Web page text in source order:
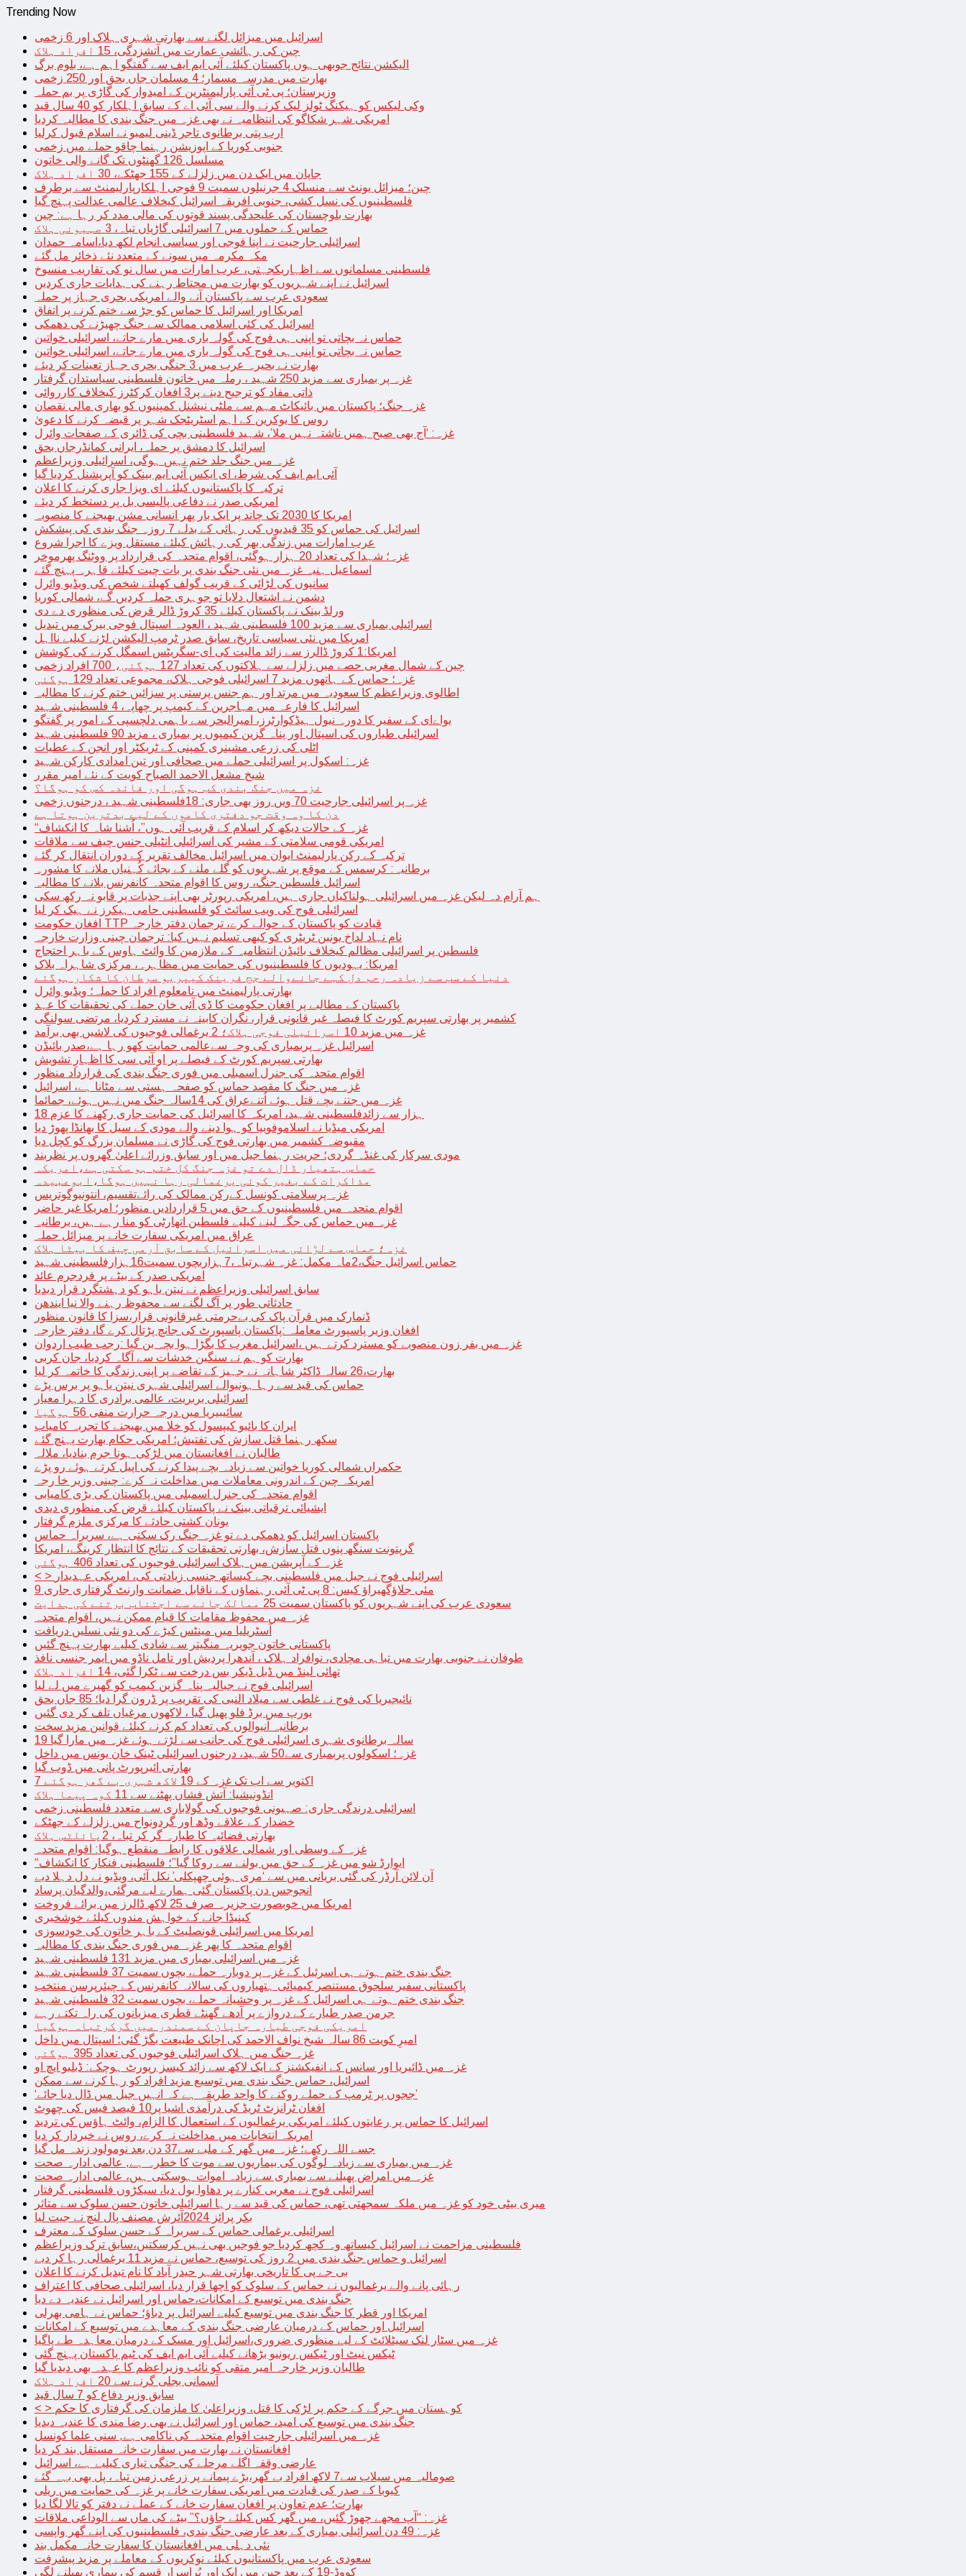
Trending Now
اسرائیل میں میزائل لگنے سے بھارتی شہری ہلاک اور 6 زخمی
چین کی رہائشی عمارت میں آتشزدگی، 15 افراد ہلاک
الیکشن نتائج جوبھی ہوں پاکستان کیلئے آئی ایم ایف سے گفتگو اہم ہے، بلوم برگ
بھارت میں مدرسہ مسمار؛ 4 مسلمان جاں بحق اور 250 زخمی
وزیرستان؛ پی ٹی آئی پارلیمنٹرین کے امیدوار کی گاڑی پر بم حملہ
وکی لیکس کو ہیکنگ ٹولز لیک کرنے والے سی آئی اے کے سابق اہلکار کو 40 سال قید
امریکی شہر شکاگو کی انتظامیہ نے بھی غزہ میں جنگ بندی کا مطالبہ کردیا
ارب پتی برطانوی تاجر ڈینی لیمبو نے اسلام قبول کرلیا
جنوبی کوریا کے اپوزیشن رہنما چاقو حملے میں زخمی
مسلسل 126 گھنٹوں تک گانے والی خاتون
جاپان میں ایک دن میں زلزلے کے 155 جھٹکے، 30 افراد ہلاک
چین؛ میزائل یونٹ سے منسلک 4 جرنیلوں سمیت 9 فوجی اہلکارپارلیمنٹ سے برطرف
فلسطینیوں کی نسل کشی، جنوبی افریقہ اسرائیل کیخلاف عالمی عدالت پہنچ گیا
بھارت بلوچستان کی علیحدگی پسند قوتوں کی مالی مدد کر رہا ہے: چین
حماس کے حملوں میں 7 اسرائیلی گاڑیاں تباہ، 3 صہیونی ہلاک
اسرائیلی جارحیت نے اپنا فوجی اور سیاسی انجام لکھ دیا،اسامہ حمدان
مکہ مکرمہ میں سونے کے متعدد نئے ذخائر مل گئے
فلسطینی مسلمانوں سے اظہاریکجہتی، عرب امارات میں سال نو کی تقاریب منسوخ
اسرائیل نے اپنے شہریوں کو بھارت میں محتاط رہنے کی ہدایات جاری کردیں
سعودی عرب سے پاکستان آنے والے امریکی بحری جہاز پر حملہ
امریکا اور اسرائیل کا حماس کو جڑ سے ختم کرنے پر اتفاق
اسرائیل کی کئی اسلامی ممالک سے جنگ چھیڑنے کی دھمکی
حماس نہ بچاتی تو اپنی ہی فوج کی گولہ باری میں مارے جاتے، اسرائیلی خواتین
حماس نہ بچاتی تو اپنی ہی فوج کی گولہ باری میں مارے جاتے، اسرائیلی خواتین
بھارت نے بحیرہ عرب میں 3 جنگی بحری جہاز تعینات کر دیئے
غزہ پر بمباری سے مزید 250 شہید ، رملہ میں خاتون فلسطینی سیاستدان گرفتار
ذاتی مفاد کو ترجیح دینے پر3 افغان کرکٹرز کیخلاف کارروائی
غزہ جنگ؛ پاکستان میں بائیکاٹ مہم سے ملٹی نیشنل کمپنیوں کو بھاری مالی نقصان
روس کا یوکرین کے اہم اسٹریٹجک شہر پر قبضہ کرنے کا دعویٰ
غزہ: ‘آج بھی صبح ہمیں ناشتہ نہیں ملا’، شہید فلسطینی بچی کی ڈائری کے صفحات وائرل
اسرائیل کا دمشق پر حملہ، ایرانی کمانڈرجاں بحق
غزہ میں جنگ جلد ختم نہیں ہوگی، اسرائیلی وزیراعظم
آئی ایم ایف کی شرط، ای ایکس آئی ایم بینک کو آپریشنل کردیا گیا
ترکیہ کا پاکستانیوں کیلئے ای ویزا جاری کرنے کا اعلان
امریکی صدر نے دفاعی پالیسی بل پر دستخط کر دیئے
امریکا کا 2030 تک چاند پر ایک بار پھر انسانی مشن بھیجنے کا منصوبہ
اسرائیل کی حماس کو 35 قیدیوں کی رہائی کے بدلے 7 روزہ جنگ بندی کی پیشکش
عرب امارات میں زندگی بھر کی رہائش کیلئے مستقل ویزے کا اجرا شروع
غزہ؛ شہدا کی تعداد 20 ہزار ہوگئی، اقوام متحدہ کی قرارداد پر ووٹنگ پھرموخر
اسماعیل ہنیہ غزہ میں نئی جنگ بندی پر بات چیت کیلئے قاہرہ پہنچ گئے
سانپوں کی لڑائی کے قریب گولف کھیلتے شخص کی ویڈیو وائرل
دشمن نے اشتعال دلایا تو جوہری حملہ کردیں گے، شمالی کوریا
ورلڈ بینک نے پاکستان کیلئے 35 کروڑ ڈالر قرض کی منظوری دے دی
اسرائیلی بمباری سے مزید 100 فلسطینی شہید ، العودہ اسپتال فوجی بیرک میں تبدیل
امریکا میں نئی سیاسی تاریخ، سابق صدر ٹرمپ الیکشن لڑنے کیلیے نااہل
امریکا:1 کروڑ ڈالرز سے زائد مالیت کی ای-سگریٹس اسمگل کرنے کی کوشش
چین کے شمال مغربی حصے میں زلزلے سے ہلاکتوں کی تعداد 127 ہوگئی، 700 افراد زخمی
غزہ؛ حماس کے ہاتھوں مزید 7 اسرائیلی فوجی ہلاک، مجموعی تعداد 129 ہوگئی
اطالوی وزیراعظم کا سعودیہ میں مرتد اور ہم جنس پرستی پر سزائیں ختم کرنے کا مطالبہ
اسرائیل کا فارعہ میں مہاجرین کے کیمپ پر چھاپہ، 4 فلسطینی شہید
یواےای کے سفیر کا دورہ نیول ہیڈکوارٹرز، امیرالبحر سے باہمی دلچسپی کے امور پر گفتگو
اسرائیلی طیاروں کی اسپتال اور پناہ گزین کیمپوں پر بمباری ، مزید 90 فلسطینی شہید
اٹلی کی زرعی مشینری کمپنی کے ٹریکٹر اور انجن کے عطیات
غزہ: اسکول پر اسرائیلی حملے میں صحافی اور تین امدادی کارکن شہید
شیخ مشعل الاحمد الصباح کویت کے نئے امیر مقرر
غزہ میں جنگ بندی کب ہوگی اور فائدہ کس کو ہوگا؟
غزہ پر اسرائیلی جارحیت 70 ویں روز بھی جاری: 18فلسطینی شہید ، درجنوں زخمی
دن کا وہ وقت جو دفتری کاموں کے لیے بدترین ہوتا ہے
“غزہ کے حالات دیکھ کر اسلام کے قریب آئی ہوں”، اُشنا شاہ کا انکشاف
امریکی قومی سلامتی کے مشیر کی اسرائیلی انٹیلی جنس چیف سے ملاقات
ترکیہ کے رکن پارلیمنٹ ایوان میں اسرائیل مخالف تقریر کے دوران انتقال کر گئے
برطانیہ: کرسمس کے موقع پر شہریوں کو گلے ملنے کے بجائے کُہنیاں ملانے کا مشورہ
اسرائیل فلسطین جنگ، روس کا اقوام متحدہ کانفرنس بلانے کا مطالبہ
ہم آرام دہ لیکن غزہ میں اسرائیلی ہولناکیاں جاری ہیں، امریکی رپورٹر بھی اپنے جذبات پر قابو نہ رکھ سکی
اسرائیلی فوج کی ویب سائٹ کو فلسطینی حامی ہیکرز نے ہیک کر لیا
افغان حکومت TTP قیادت کو پاکستان کے حوالے کرے، ترجمان دفتر خارجہ
نام نہاد لداخ یونین ٹریٹری کو کبھی تسلیم نہیں کیا: ترجمان چینی وزارت خارجہ
فلسطین پر اسرائیلی مظالم کیخلاف بائیڈن انتظامیہ کے ملازمین کا وائٹ ہاوس کے باہر احتجاج
امریکا: یہودیوں کا فلسطینیوں کی حمایت میں مظاہرہ، مرکزی شاہراہ بلاک
دنیا کے سب سے زیادہ رحم دل کہے جانےوالے جج فرینک کیپریو سرطان کا شکار ہوگئے
بھارتی پارلیمنٹ میں نامعلوم افراد کا حملہ؛ ویڈیو وائرل
پاکستان کے مطالبے پر افغان حکومت کا ڈی آئی خان حملے کی تحقیقات کا عہد
کشمیر پر بھارتی سپریم کورٹ کا فیصلہ غیر قانونی قرار، نگران کابینہ نے مسترد کردیا، مرتضی سولنگی
غزہ میں مزید 10 اسرائیلی فوجی ہلاک؛ 2 یرغمالی فوجیوں کی لاشیں بھی برآمد
اسرائیل غزہ پربمباری کی وجہ سےعالمی حمایت کھو رہا ہے،صدر بائیڈن
بھارتی سپریم کورٹ کے فیصلے پر او آئی سی کا اظہارِ تشویش
اقوام متحدہ کی جنرل اسمبلی میں فوری جنگ بندی کی قرارداد منظور
غزہ میں جنگ کا مقصد حماس کو صفحہ ہستی سے مٹانا ہے، اسرائیل
غزہ میں جتنے بچے قتل ہوئے اُتنےعراق کی 14سالہ جنگ میں نہیں ہوئے، جمائما
18 ہزار سے زائدفلسطینی شہید، امریکہ کا اسرائیل کی حمایت جاری رکھنے کا عزم
امریکی میڈیا نے اسلاموفوبیا کو ہوا دینے والے مودی کے سیل کا بھانڈا پھوڑ دیا
مقبوضہ کشمیر میں بھارتی فوج کی گاڑی نے مسلمان بزرگ کو کچل دیا
مودی سرکار کی غنڈہ گردی؛ حریت رہنما جیل میں اور سابق وزرائے اعلیٰ گھروں پر نظربند
حماس ہتھیار ڈال دے تو غزہ جنگ کل ختم ہو سکتی ہے،امریکہ
مذاکرات کے بغیر کوئی یرغمالی رہا نہیں ہوگا،ابوعبیدہ
غزہ پرسلامتی کونسل کےرکن ممالک کی رائےتقسیم، انتونیوگوتریس
اقوام متحدہ میں فلسطینیوں کے حق میں 5 قراردادیں منظور؛ امریکا غیر حاضر
غزہ میں حماس کی جگہ لینے کیلیے فلسطین اتھارٹی کو منا رہے ہیں، برطانیہ
عراق میں امریکی سفارت خانے پر میزائل حملہ
غزہ؛ حماس سے لڑائی میں اسرائیل کے سابق آرمی چیف کا بیٹا ہلاک
حماس اسرائیل جنگ،2ماہ مکمل: غزہ شہرتباہ،7ہزاربچوں سمیت16ہزارفلسطینی شہید
امریکی صدر کے بیٹے پر فردجرم عائد
سابق اسرائیلی وزیراعظم نے نیتن یاہو کو دہشتگرد قرار دیدیا
حادثاتی طور پر آگ لگنے سے محفوظ رہنے والا نیا ایندھن
ڈنمارک میں قرآن پاک کی بےحرمتی غیرقانونی قرار،سزا کا قانون منظور
افغان وزیر پاسپورٹ معاملہ :پاکستان پاسپورٹ کی جانچ پڑتال کرے گا، دفتر خارجہ
غزہ میں بفر زون منصوبے کو مسترد کرتے ہیں ،اسرائیل مغرب کا بگڑا ہوا بچہ بن گیا :رجب طیب اردوان
بھارت کو ہم نے سنگین خدشات سے آگاہ کردیا، جان کربی
بھارت،26 سالہ ڈاکٹر شاہانہ نے جہیز کے تقاضے پر اپنی زندگی کا خاتمہ کر لیا
حماس کی قید سے رہا ہونیوالے اسرائیلی شہری نیتن یاہو پر برس پڑے
اسرائیلی بربریت، عالمی برادری کا دہرا معیار
سائیبیریا میں درجہ حرارت منفی 56 ہوگیا
ایران کا بائیو کیپسول کو خلا میں بھیجنے کا تجربہ کامیاب
سکھ رہنما قتل سازش کی تفتیش؛ امریکی حکام بھارت پہنچ گئے
طالبان نے افغانستان میں لڑکی ہونا جرم بنادیا، ملالہ
حکمراں شمالی کوریا خواتین سے زیادہ بچے پیدا کرنے کی اپیل کرتے ہوئے رو پڑے
امریکہ چین کے اندرونی معاملات میں مداخلت نہ کرے: چینی وزیر خا رجہ
اقوام متحدہ کی جنرل اسمبلی میں پاکستان کی بڑی کامیابی
ایشیائی ترقیاتی بینک نے پاکستان کیلئے قرض کی منظوری دیدی
یونان کشتی حادثے کا مرکزی ملزم گرفتار
پاکستان اسرائیل کو دھمکی دے تو غزہ جنگ رک سکتی ہے، سربراہ حماس
گرپتونت سنگھ پنوں قتل سازش، بھارتی تحقیقات کے نتائج کا انتظار کرینگے، امریکا
غزہ کے آپریشن میں ہلاک اسرائیلی فوجیوں کی تعداد 406 ہوگئی
< > اسرائیلی فوج نے جیل میں فلسطینی بچے کیساتھ جنسی زیادتی کی، امریکی عہدیدار
9 مئی جلاؤگھیراؤ کیس: 8 پی ٹی آئی رہنماؤں کے ناقابل ضمانت وارنٹ گرفتاری جاری
سعودی عرب کی اپنے شہریوں کو پاکستان سمیت 25 ممالک جانے سے اجتناب برتنے کی ہدایت
غزہ میں محفوظ مقامات کا قیام ممکن نہیں، اقوام متحدہ
آسٹریلیا میں مینٹس کیڑے کی دو نئی نسلیں دریافت
پاکستانی خاتون جویریہ منگیتر سے شادی کیلیے بھارت پہنچ گئیں
طوفان نے جنوبی بھارت میں تباہی مچادی، نوافراد ہلاک ، آندھرا پردیش اور تامل ناڈو میں ایمر جنسی نافذ
تھائی لینڈ میں ڈبل ڈیکر بس درخت سے ٹکرا گئی، 14 افراد ہلاک
اسرائیلی فوج نے جبالیہ پناہ گزین کیمپ کو گھیرے میں لے لیا
نائیجیریا کی فوج نے غلطی سے میلاد النبی کی تقریب پر ڈرون گرا دیا؛ 85 جاں بحق
یورپ میں برڈ فلو پھیل گیا ، لاکھوں مرغیاں تلف کر دی گئیں
برطانیہ آنیوالوں کی تعداد کم کرنے کیلئے قوانین مزید سخت
19 سالہ برطانوی شہری اسرائیلی فوج کی جانب سے لڑتے ہوئے غزہ میں مارا گیا
غزہ؛ اسکولوں پربمباری سے50 شہید، درجنوں اسرائیلی ٹینک خان یونس میں داخل
بھارتی ائیرپورٹ پانی میں ڈوب گیا
7 اکتوبر سے اب تک غزہ کے 19 لاکھ شہری بے گھر ہوگئے
انڈونیشیا: آتش فشاں پھٹنے سے 11 کوہ پیما ہلاک
اسرائیلی درندگی جاری: صہیونی فوجیوں کی گولاباری سے متعدد فلسطینی زخمی
خضدار کے علاقے وڈھ اور گردونواح میں زلزلے کے جھٹکے
بھارتی فضائیہ کا طیارہ گر کر تباہ، 2پائلٹس ہلاک
غزہ کے وسطی اور شمالی علاقوں کا رابطہ منقطع ہوگیا: اقوام متحدہ
“ایوارڈ شو میں غزہ کے حق میں بولنے سے روکا گیا”؛ فلسطینی فنکار کا انکشاف
آن لائن آرڈر کی گئی بریانی میں سے ‘مری ہوئی چھپکلی’ نکل آئی، ویڈیو نے دل دہلا دیے
انجوجس دن پاکستان گئی ہمارے لیے مرگئی،والدگیان پرساد
امریکا میں خوبصورت جزیرہ صرف 25 لاکھ ڈالرز میں برائے فروخت
کینیڈا جانے کے خواہش مندوں کیلئے خوشخبری
امریکا میں اسرائیلی قونصلیٹ کے باہر خاتون کی خودسوزی
اقوام متحدہ کا پھر غزہ میں فوری جنگ بندی کا مطالبہ
غزہ میں اسرائیلی بمباری میں مزید 131 فلسطینی شہید
جنگ بندی ختم ہوتے ہی اسرئیل کے غزہ پر دوبارہ حملے، بچوں سمیت 37 فلسطینی شہید
پاکستانی سفیر سلجوق مستنصر کیمیائی ہتھیاروں کی سالانہ کانفرنس کے چیئرپرسن منتخب
جنگ بندی ختم ہوتے ہی اسرائیل کے غزہ پر وحشیانہ حملے، بچوں سمیت 32 فلسطینی شہید
جرمن صدر طیارے کے دروازے پر آدھے گھنٹے قطری میزبانوں کی راہ تکتے رہے
امریکی فوجی طیارہ جاپان کے سمندر میں گرکرتباہ ہوگیا
امیرِ کویت 86 سالہ شیخ نواف الاحمد کی اچانک طبیعت بگڑ گئی؛ اسپتال میں داخل
غزہ جنگ میں ہلاک اسرائیلی فوجیوں کی تعداد 395 ہوگئی
غزہ میں ڈائیریا اور سانس کے انفیکشنز کے ایک لاکھ سے زائد کیسز رپورٹ ہوچکے: ڈبلیو ایچ او
اسرائیل، حماس جنگ بندی میں توسیع مزید افراد کو رہا کرنے سے ممکن
‘ججوں پر ٹرمپ کے حملے روکنے کا واحد طریقہ ہے کہ انہیں جیل میں ڈال دیا جائے’
افغان ٹرانزٹ ٹریڈ کی درآمدی اشیا پر10 فیصد فیس کی چھوٹ
اسرائیل کا حماس پر رعایتوں کیلئے امریکی یرغمالیوں کے استعمال کا الزام، وائٹ ہاؤس کی تردید
امریکہ انتخابات میں مداخلت نہ کرے، روس نے خبردار کر دیا
جسے اللہ رکھے؛ غزہ میں گھر کے ملبے سے37 دن بعد نومولود زندہ مل گیا
غزہ میں بمباری سے زیادہ لوگوں کی بیماریوں سے موت کا خطرہ ہے, عالمی ادارہ صحت
غزہ میں امراض پھیلنے سے بمباری سے زیادہ اموات ہوسکتی ہیں، عالمی ادارہ صحت
اسرائیلی فوج نے مغربی کنارے پر دھاوا بول دیا، سیکڑوں فلسطینی گرفتار
میری بیٹی خود کو غزہ میں ملکہ سمجھتی تھی، حماس کی قید سے رہا اسرائیلی خاتون حسن سلوک سے متاثر
بکر پرائز 2024آئرش مصنف پال لنچ نے جیت لیا
اسرائیلی یرغمالی حماس کے سربراہ کے حسن سلوک کے معترف
فلسطینی مزاحمت نے اسرائیل کیساتھ وہ کچھ کردیا جو فوجیں بھی نہیں کرسکتیں،سابق ترک وزیراعظم
اسرائیل و حماس جنگ بندی میں 2 روز کی توسیع، حماس نے مزید 11 یرغمالی رہا کر دیے
بی جے پی کا تاریخی بھارتی شہر حیدر آباد کا نام تبدیل کرنے کا اعلان
رہائی پانے والے یرغمالیوں نے حماس کے سلوک کو اچھا قرار دیا، اسرائیلی صحافی کا اعتراف
جنگ بندی میں توسیع کے امکانات،حماس اور اسرائیل نے عندیہ دے دیا
امریکا اور قطر کا جنگ بندی میں توسیع کیلیے اسرائیل پر دباؤ؛ حماس نے ہامی بھرلی
اسرائیل اور حماس کے درمیان عارضی جنگ بندی کے معاہدے میں توسیع کے امکانات
غزہ میں سٹار لنک سیٹلائٹ کے لیے منظوری ضروری،اسرائیل اور مسک کے درمیان معاہدہ طے پاگیا
ٹیکس نیٹ اور ٹیکس ریونیو بڑھانے کیلیے آئی ایم ایف کی ٹیم پاکستان پہنچ گئی
طالبان وزیر خارجہ امیر متقی کو نائب وزیراعظم کا عہدہ بھی دیدیا گیا
آسمانی بجلی گرنے سے 20 افراد ہلاک
سابق وزیر دفاع کو 7 سال قید
< > کوہستان میں جرگے کے حکم پر لڑکی کا قتل، وزیراعلیٰ کا ملزمان کی گرفتاری کا حکم
جنگ بندی میں توسیع کی امید، حماس اور اسرائیل نے بھی رضا مندی کا عندیہ دیدیا
غزہ میں اسرائیلی جارحیت اقوام متحدہ کی ناکامی ہے, سنی علما کونسل
افغانستان نے بھارت میں سفارت خانہ مستقل بند کر دیا
عارضی وقفہ اگلے مرحلے کی جنگی تیاری کیلیے ہے، اسرائیل
صومالیہ میں سیلاب سے7 لاکھ افراد بے گھر،بڑے پیمانے پر زرعی زمین تباہ، پل بھی بہہ گئے
کیوبا کے صدر کی قیادت میں امریکی سفارت خانے پر غزہ کی حمایت میں ریلی
بھارت؛ عدم تعاون پر افغان سفارت خانے کے عملے نے دفتر کو تالا لگا دیا
غزہ: “آپ مجھے چھوڑ گئیں، میں گھر کس کیلئے جاؤں؟” بیٹے کی ماں سے الوداعی ملاقات
غزہ: 49 دن اسرائیلی بمباری کے بعد عارضی جنگ بندی، فلسطینیوں کی اپنے گھر واپسی
نئی دہلی میں افغانستان کا سفارت خانہ مکمل بند
سعودی عرب میں پاکستانیوں کیلئے نوکریوں کے معاملے پر مزید پیشرفت
کووڈ-19 کے بعد چین میں ایک اور پُراسرار قسم کی بیماری پھیلنے لگی